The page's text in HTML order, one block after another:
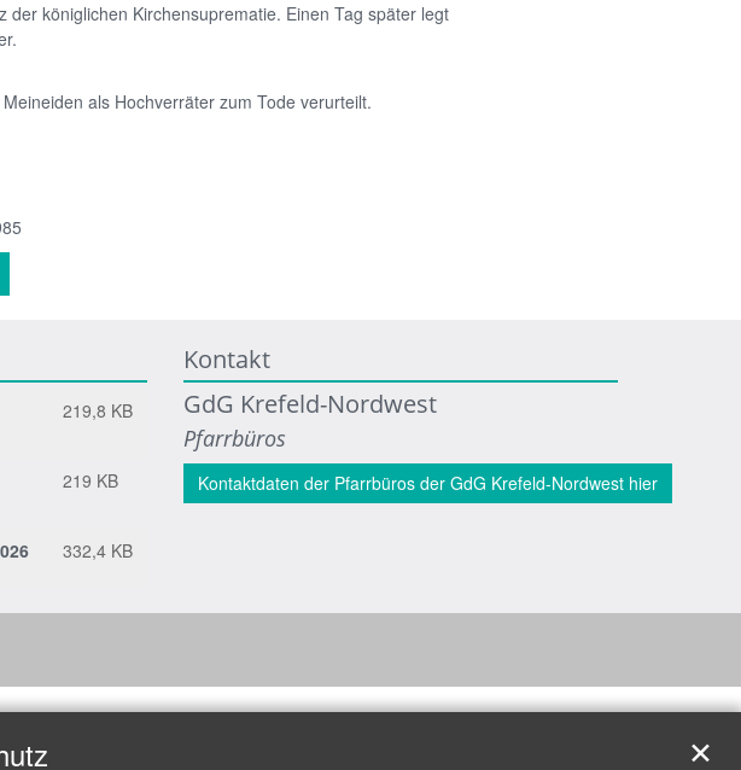
der königlichen Kirchensuprematie. Einen Tag später legt
als Hochverräter zum Tode verurteilt.
219,8 KB
219 KB
332,4 KB
Kontakt
GdG Krefeld-Nordwest
Pfarrbüros
Kontaktdaten der Pfarrbüros der GdG Krefeld-Nordwest hier
✕